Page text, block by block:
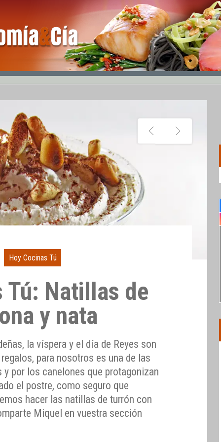
Hoy Cocinas Tú
Tú: Natillas de
y nata
la víspera y el día de Reyes son
para nosotros es una de las
por los canelones que protagonizan
el postre, como seguro que
hacer las natillas de turrón con
Miquel en vuestra sección